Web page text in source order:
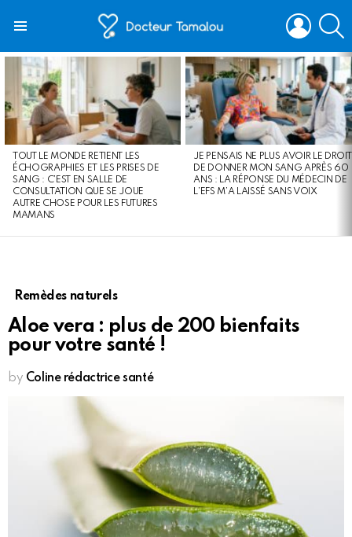
LOGIN
LATEST
STORIES
TOUT LE MONDE RETIENT LES
ÉCHOGRAPHIES ET LES PRISES DE
SANG : C’EST EN SALLE DE
CONSULTATION QUE SE JOUE
AUTRE CHOSE POUR LES FUTURES
MAMANS
JE PENSAIS NE PLUS AVOIR LE DROIT
DE DONNER MON SANG APRÈS 60
ANS : LA RÉPONSE DU MÉDECIN DE
L’EFS M’A LAISSÉ SANS VOIX
Remèdes naturels
Aloe vera : plus de 200 bienfaits
pour votre santé !
by Coline rédactrice santé